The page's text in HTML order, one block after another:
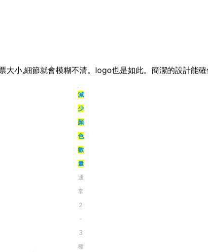
小,細節就會模糊不清。logo也是如此。簡潔的設計能
減
少
顏
色
數
量
通
常
2
-
3
種